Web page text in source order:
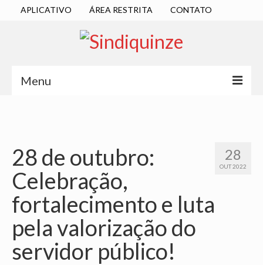
APLICATIVO ÁREA RESTRITA CONTATO
Menu
DIRETORIA EXECUTIVA
ESTATUTO
ATAS
LOCALIZAÇÃO
QUEM SOMOS
28
OUT 2022
28 de outubro:
Celebração,
fortalecimento e luta
pela valorização do
servidor público!